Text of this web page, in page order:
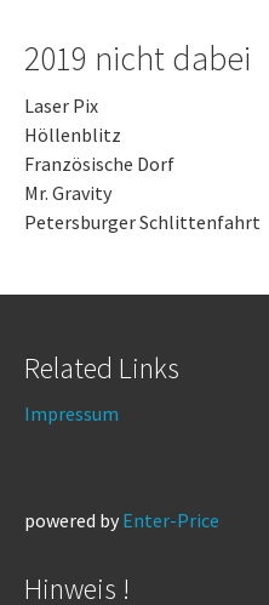
2019 nicht dabei
Laser Pix
Höllenblitz
Französische Dorf
Mr. Gravity
Petersburger Schlittenfahrt
Related Links
Impressum
powered by Enter-Price
Hinweis !